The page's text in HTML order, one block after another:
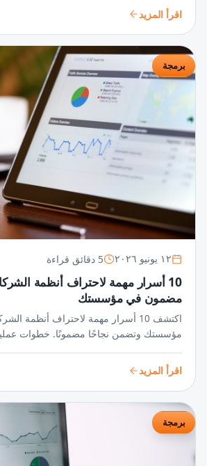
الرقمية.
اقرأ المزيد
برمجة
١٢ يونيو ٢٠٢٦ 5 دقائق قراءة
10 أسرار مهمة لاحتراف أنظمة
مضمون في مؤسستك
اكتشف 10 أسرار مهمة لاحتراف أنظمة
مؤسستك وتضمن نجاحًا مضمونًا. خطوات عملية
اقرأ المزيد
برمجة